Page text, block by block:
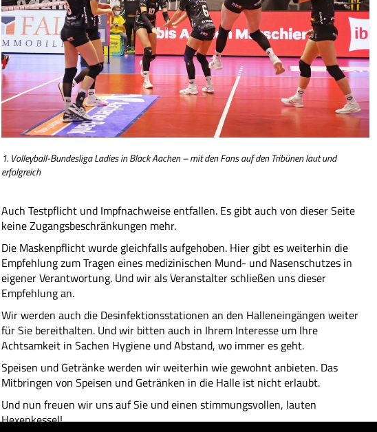
1. Volleyball-Bundesliga Ladies in Black Aachen – mit den Fans auf den Tribünen laut und
erfolgreich
Auch Testpflicht und Impfnachweise entfallen. Es gibt auch von dieser Seite
keine Zugangsbeschränkungen mehr.
Die Maskenpflicht wurde gleichfalls aufgehoben. Hier gibt es weiterhin die
Empfehlung zum Tragen eines medizinischen Mund- und Nasenschutzes in
eigener Verantwortung. Und wir als Veranstalter schließen uns dieser
Empfehlung an.
Wir werden auch die Desinfektionsstationen an den Halleneingängen weiter
für Sie bereithalten. Und wir bitten auch in Ihrem Interesse um Ihre
Achtsamkeit in Sachen Hygiene und Abstand, wo immer es geht.
Speisen und Getränke werden wir weiterhin wie gewohnt anbieten. Das
Mitbringen von Speisen und Getränken in die Halle ist nicht erlaubt.
Und nun freuen wir uns auf Sie und einen stimmungsvollen, lauten
Hexenkessel!